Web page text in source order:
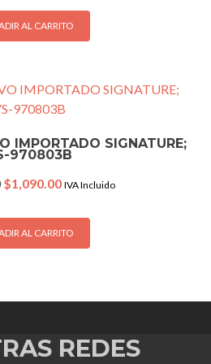
was:
$450.00.
is:
$299.00.
AL CARRITO
IMPORTADO SIGNATURE;
970803B
Original
was:
$1,590.00.
$1,090.00Current
is:
$1,090.00.
IVA Incluido
AL CARRITO
REDES